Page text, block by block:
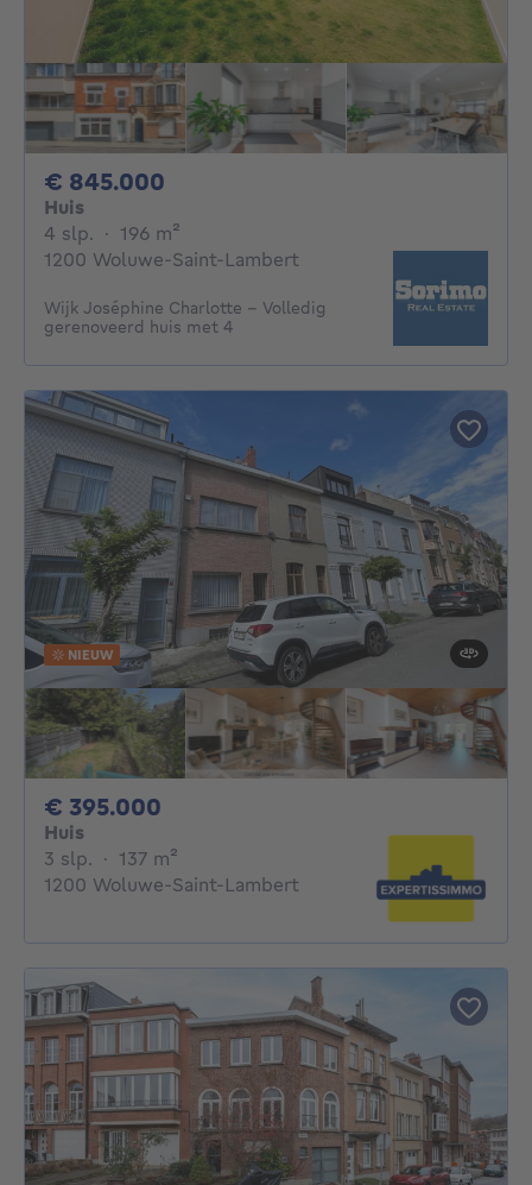
€ 845.000
Huis
4 slp. 4 slaapkamers
· 196 m²
1200 Woluwe-Saint-Lambert
Wijk Joséphine Charlotte - Volledig
gerenoveerd huis met 4
NIEUW
€ 395.000
Huis
3 slp. 3 slaapkamers
· 137 m²
1200 Woluwe-Saint-Lambert